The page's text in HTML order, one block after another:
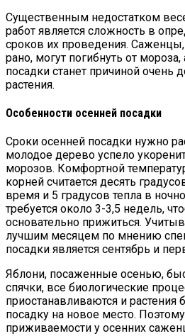
Существенным недостатком
работ является сложность в
сроков их проведения.
рано, могут погибнуть от
посадки станет причиной очень
растения.
Особенности осенней посадки
Сроки осенней посадки нужно
молодое дерево успело
морозов. Комфортной
корней считается десять
время и 5 градусов тепла в
требуется около 3-3,5 недель,
основательно прижиться.
лучшим месяцем по мнению
посадки является сентябрь и
Яблони, посаженные осенью,
спячки, все биологические
приостанавливаются и растения
посадку на новое место.
приживаемости у осенних